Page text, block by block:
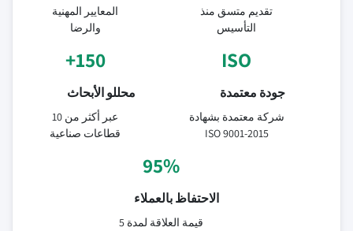
تقديم متسق منذ
التأسيس
المعايير المهنية
والرضا
ISO
جودة معتمدة
شركة معتمدة بشهادة
ISO 9001-2015
150+
محللو الأبحاث
عبر أكثر من 10
قطاعات صناعية
95%
الاحتفاظ بالعملاء
قيمة العلاقة لمدة 5